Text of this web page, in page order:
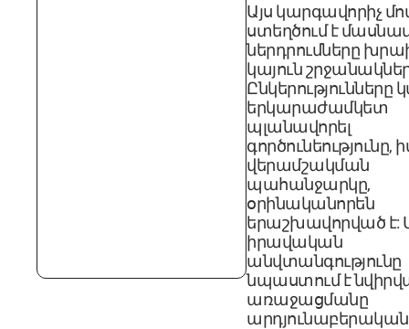
Այս կարգավորիչ
ստեղծում է
ներդրումները
կայուն
Ընկերությունները
երկարաժամկետ
պլանավորել
գործունեությունը,
վերամշակման
պահանջարկը,
օրինականորեն
երաշխավորված է:
իրավական
անվտանգությունը
նպաստում է
առաջացմանը
արդյունաբերական